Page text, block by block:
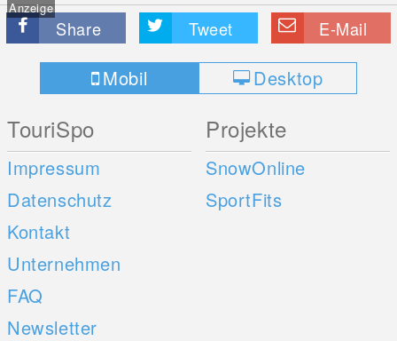
Anzeige
Share Tweet E-Mail
Mobil Desktop
TouriSpo
Impressum
Datenschutz
Kontakt
Unternehmen
FAQ
Newsletter
Projekte
SnowOnline
SportFits